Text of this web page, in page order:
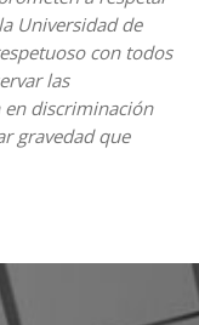
Universidad de
con todos
las
discriminación
gravedad que